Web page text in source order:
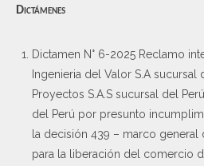
Dictámenes
Dictamen N° 6-2025 Reclamo
Ingenieria del Valor S.A sucursal
Proyectos S.A.S sucursal del
del Perú por presunto
la decisión 439 – marco
para la liberación del comercio